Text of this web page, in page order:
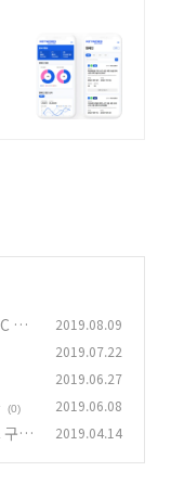
20
2019.08.09
2019.07.22
2019.06.27
(0) 2019.06.08
구조 2019.04.14